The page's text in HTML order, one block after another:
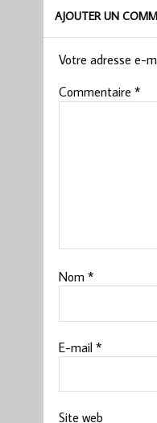
AJOUTER UN
Votre adresse e-
Commentaire *
Nom *
E-mail *
Site web